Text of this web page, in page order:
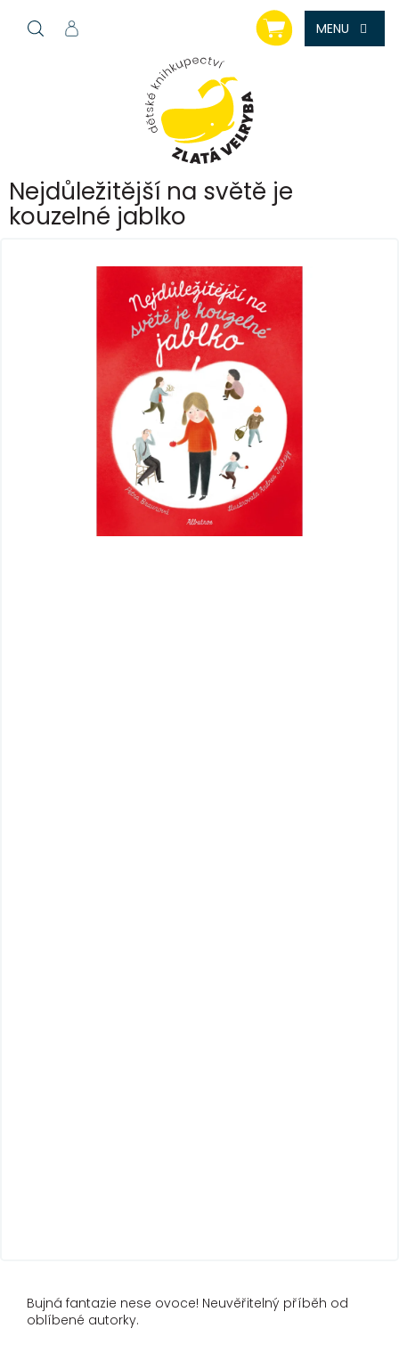
NÁKUPNÍ
KOŠÍK
Nejdůležitější na světě je
kouzelné jablko
Bujná fantazie nese ovoce! Neuvěřitelný příběh od
oblíbené autorky.